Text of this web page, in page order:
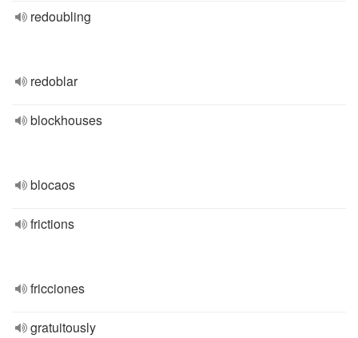
redoubling
redoblar
blockhouses
blocaos
frictions
fricciones
gratuitously